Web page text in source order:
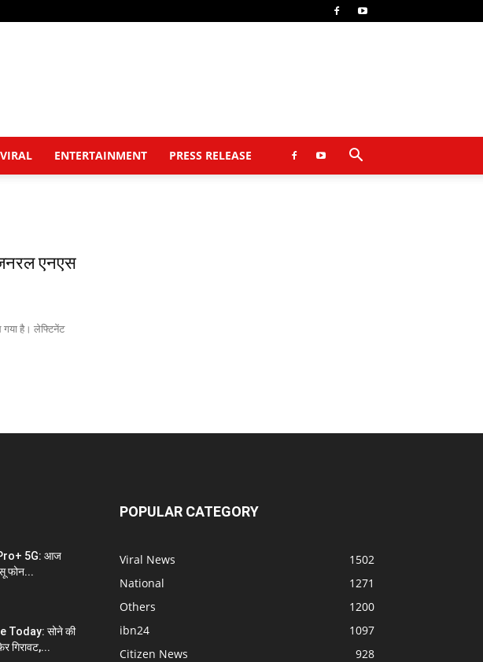
VIRAL ENTERTAINMENT PRESS RELEASE
एनएस
है। लेफ्टिनेंट
5G: आज
फोन...
Today: सोने की
गिरावट,...
POPULAR CATEGORY
Viral News
1502
National
1271
Others
1200
ibn24
1097
Citizen News
928